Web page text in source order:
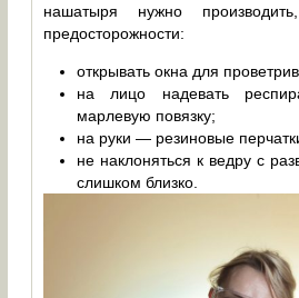
нашатыря нужно
предосторожности:
открывать окна для
на лицо надевать
марлевую повязку;
на руки — резиновые
не наклоняться к ведру с
слишком близко.